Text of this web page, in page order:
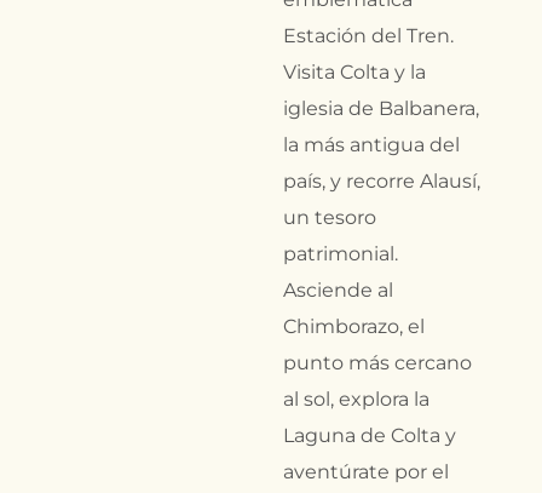
Estación del Tren.
Visita Colta y la
iglesia de Balbanera,
la más antigua del
país, y recorre Alausí,
un tesoro
patrimonial.
Asciende al
Chimborazo, el
punto más cercano
al sol, explora la
Laguna de Colta y
aventúrate por el